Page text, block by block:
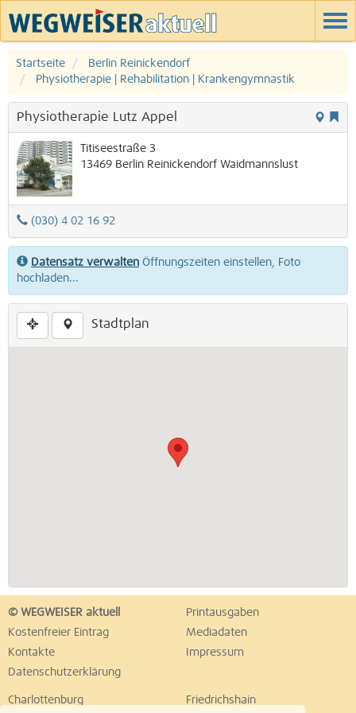
Startseite
Berlin Reinickendorf
Physiotherapie | Rehabilitation | Krankengymnastik
Physiotherapie Lutz Appel
Titiseestraße 3
13469 Berlin Reinickendorf Waidmannslust
(030) 4 02 16 92
Datensatz verwalten Öffnungszeiten einstellen, Foto
hochladen...
Stadtplan
© WEGWEISER aktuell
Printausgaben
Kostenfreier Eintrag
Mediadaten
Kontakte
Impressum
Datenschutzerklärung
Charlottenburg Friedrichshain